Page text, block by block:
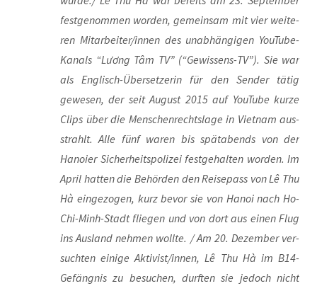
fest­ge­nom­men wor­den, gemein­sam mit vier wei­te­
ren Mitarbeiter/innen des unab­hän­gi­gen You­Tube-
Kanals “Lương Tâm TV” (“Gewis­sens-TV”). Sie war
als Eng­lisch-Über­set­ze­rin für den Sen­der tätig
gewe­sen, der seit August 2015 auf You­Tube kur­ze
Clips über die Men­schen­rechts­la­ge in Viet­nam aus­
strahlt. Alle fünf waren bis spät­abends von der
Hanoier Sicher­heits­po­li­zei fest­ge­hal­ten wor­den. Im
April hat­ten die Behör­den den Rei­se­pass von Lê Thu
Hà ein­ge­zo­gen, kurz bevor sie von Hanoi nach Ho-
Chi-Minh-Stadt flie­gen und von dort aus einen Flug
ins Aus­land neh­men woll­te. / Am 20. Dezem­ber ver­
such­ten eini­ge Aktivist/innen, Lê Thu Hà im B14-
Gefäng­nis zu besu­chen, durf­ten sie jedoch nicht